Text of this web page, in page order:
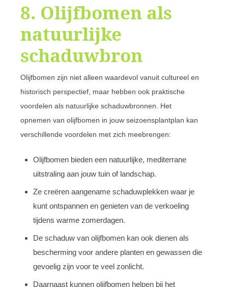
8. Olijfbomen als
natuurlijke
schaduwbron
Olijfbomen zijn niet alleen waardevol vanuit cultureel en
historisch perspectief, maar hebben ook praktische
voordelen als natuurlijke schaduwbronnen. Het
opnemen van olijfbomen in jouw seizoensplantplan kan
verschillende voordelen met zich meebrengen:
Olijfbomen bieden een natuurlijke, mediterrane
uitstraling aan jouw tuin of landschap.
Ze creëren aangename schaduwplekken waar je
kunt ontspannen en genieten van de verkoeling
tijdens warme zomerdagen.
De schaduw van olijfbomen kan ook dienen als
bescherming voor andere planten en gewassen die
gevoelig zijn voor te veel zonlicht.
Daarnaast kunnen olijfbomen helpen bij het